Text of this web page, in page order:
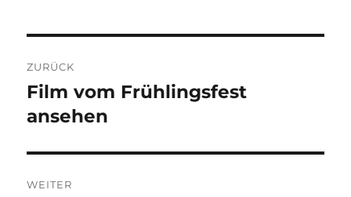
ZURÜCK
Vorheriger
Beitrag:
Film vom Frühlingsfest
ansehen
WEITER